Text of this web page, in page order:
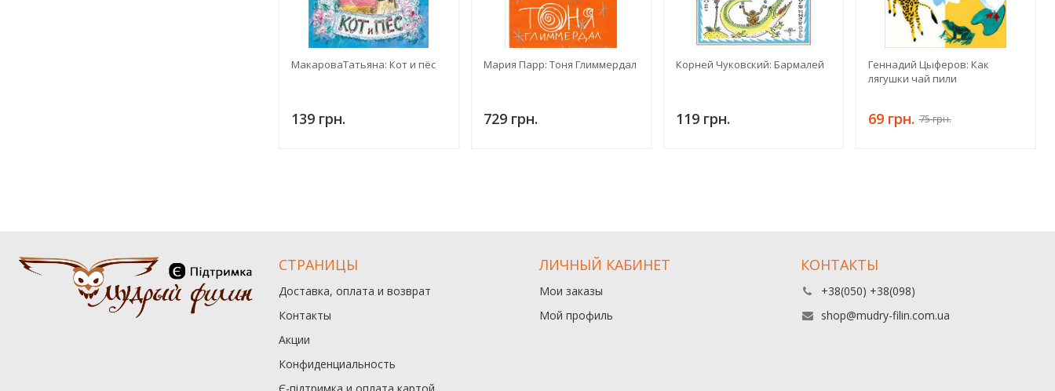
МакароваТатьяна: Кот и пёс
139 грн.
Мария Парр: Тоня Глиммердал
729 грн.
Корней Чуковский: Бармалей
119 грн.
Геннадий Цыферов: Как
лягушки чай пили
69 грн. 75 грн.
СТРАНИЦЫ
Доставка, оплата и возврат
Контакты
Акции
Конфиденциальность
ЛИЧНЫЙ КАБИНЕТ
Мои заказы
Мой профиль
КОНТАКТЫ
+38(050) +38(098)
shop@mudry-filin.com.ua